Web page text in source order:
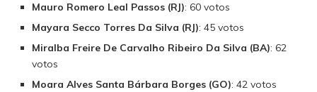
Mauro Romero Leal Passos (RJ): 60 votos
Mayara Secco Torres Da Silva (RJ): 45 votos
Miralba Freire De Carvalho Ribeiro Da Silva (BA): 62
votos
Moara Alves Santa Bárbara Borges (GO): 42 votos